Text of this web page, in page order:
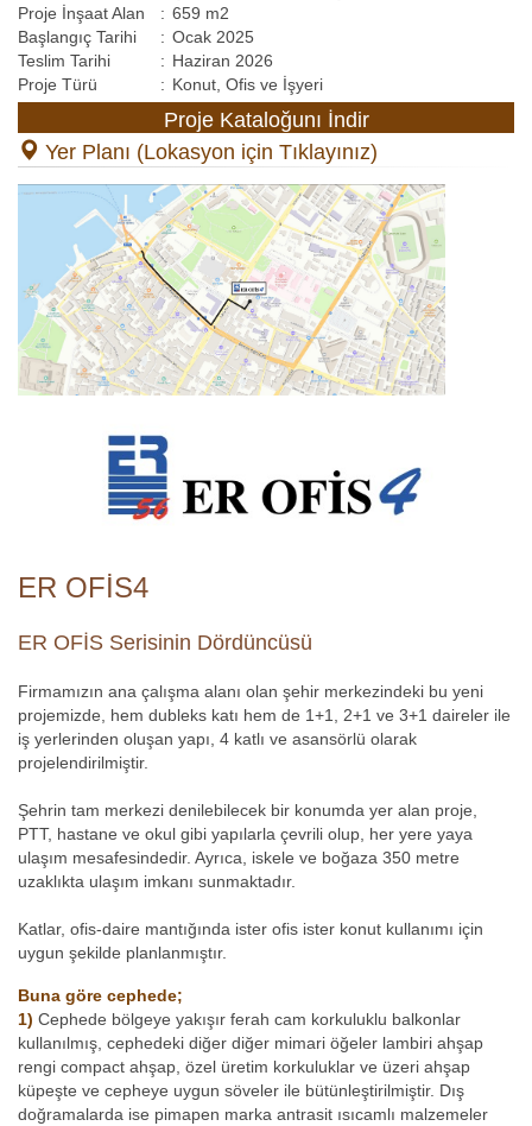
Proje İnşaat Alan
: 659 m2
Başlangıç Tarihi
: Ocak 2025
Teslim Tarihi
: Haziran 2026
Proje Türü
: Konut, Ofis ve İşyeri
Proje Kataloğunı İndir
Yer Planı (Lokasyon için Tıklayınız)
ER OFİS4
ER OFİS Serisinin Dördüncüsü
Firmamızın ana çalışma alanı olan şehir merkezindeki bu yeni
projemizde, hem dubleks katı hem de 1+1, 2+1 ve 3+1 daireler ile
iş yerlerinden oluşan yapı, 4 katlı ve asansörlü olarak
projelendirilmiştir.
Şehrin tam merkezi denilebilecek bir konumda yer alan proje,
PTT, hastane ve okul gibi yapılarla çevrili olup, her yere yaya
ulaşım mesafesindedir. Ayrıca, iskele ve boğaza 350 metre
uzaklıkta ulaşım imkanı sunmaktadır.
Katlar, ofis-daire mantığında ister ofis ister konut kullanımı için
uygun şekilde planlanmıştır.
Buna göre cephede;
1) Cephede bölgeye yakışır ferah cam korkuluklu balkonlar
kullanılmış, cephedeki diğer diğer mimari öğeler lambiri ahşap
rengi compact ahşap, özel üretim korkuluklar ve üzeri ahşap
küpeşte ve cepheye uygun söveler ile bütünleştirilmiştir. Dış
doğramalarda ise pimapen marka antrasit ısıcamlı malzemeler